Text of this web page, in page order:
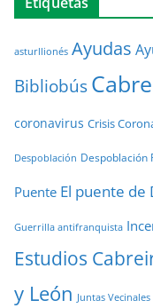
asturllionés Ayudas
Bibliobús
coronavirus Crisis
Despoblación Despoblación
Puente El puente de
Guerrilla antifranquista
Estudios
y León Juntas Vecinales